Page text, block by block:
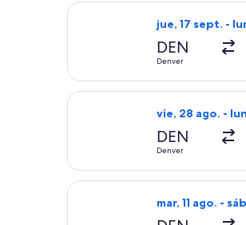
jue, 17 sept. -
DEN
Denver
Seleccionar
vie, 28 ago. -
DEN
Denver
Seleccionar
mar, 11 ago. -
Seleccionar